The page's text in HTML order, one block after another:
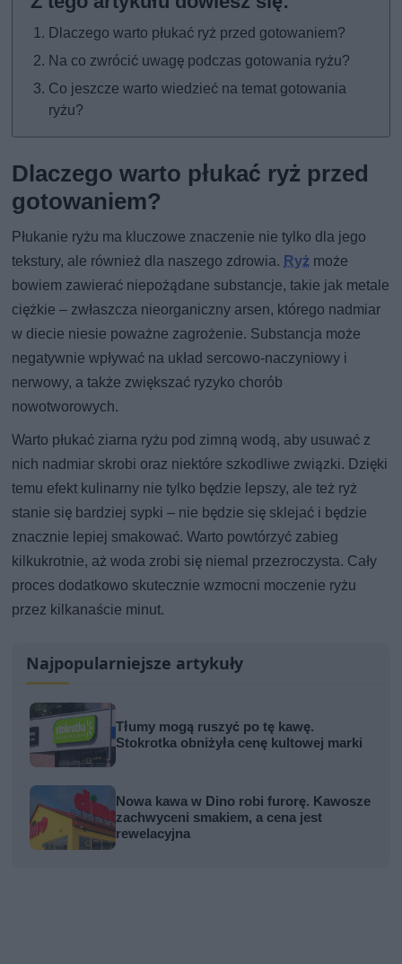
Dlaczego warto płukać ryż przed gotowaniem?
Na co zwrócić uwagę podczas gotowania ryżu?
Co jeszcze warto wiedzieć na temat gotowania
ryżu?
Dlaczego warto płukać ryż przed
gotowaniem?
Płukanie ryżu ma kluczowe znaczenie nie tylko dla jego
tekstury, ale również dla naszego zdrowia. Ryż może
bowiem zawierać niepożądane substancje, takie jak metale
ciężkie – zwłaszcza nieorganiczny arsen, którego nadmiar
w diecie niesie poważne zagrożenie. Substancja może
negatywnie wpływać na układ sercowo-naczyniowy i
nerwowy, a także zwiększać ryzyko chorób
nowotworowych.
Warto płukać ziarna ryżu pod zimną wodą, aby usuwać z
nich nadmiar skrobi oraz niektóre szkodliwe związki. Dzięki
temu efekt kulinarny nie tylko będzie lepszy, ale też ryż
stanie się bardziej sypki – nie będzie się sklejać i będzie
znacznie lepiej smakować. Warto powtórzyć zabieg
kilkukrotnie, aż woda zrobi się niemal przezroczysta. Cały
proces dodatkowo skutecznie wzmocni moczenie ryżu
przez kilkanaście minut.
Najpopularniejsze artykuły
Tłumy mogą ruszyć po tę kawę.
Stokrotka obniżyła cenę kultowej marki
Nowa kawa w Dino robi furorę. Kawosze
zachwyceni smakiem, a cena jest
rewelacyjna